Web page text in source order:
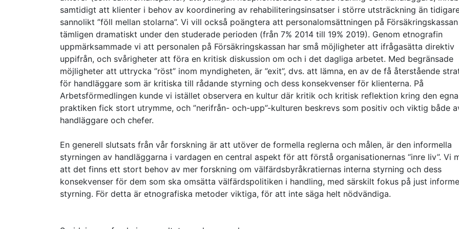
samtidigt att klienter i behov av koordinering av rehabiliteringsinsatser i större utsträckning än
sannolikt ”föll mellan stolarna”. Vi vill också poängtera att personalomsättningen på
tämligen dramatiskt under den studerade perioden (från 7% 2014 till 19% 2019). Genom etnografin
uppmärksammade vi att personalen på Försäkringskassan har små möjligheter att ifrågasätta direktiv
uppifrån, och svårigheter att föra en kritisk diskussion om och i det dagliga arbetet. Med begränsade
möjligheter att uttrycka ”röst” inom myndigheten, är ”exit”, dvs. att lämna, en av de få återstående
för handläggare som är kritiska till rådande styrning och dess konsekvenser för klienterna. På
Arbetsförmedlingen kunde vi istället observera en kultur där kritik och kritisk reflektion kring den egna
praktiken fick stort utrymme, och ”nerifrån- och-upp”-kulturen beskrevs som positiv och viktig både
handläggare och chefer.
En generell slutsats från vår forskning är att utöver de formella reglerna och målen, är den informella
styrningen av handläggarna i vardagen en central aspekt för att förstå organisationernas “inre liv”. Vi
att det finns ett stort behov av mer forskning om välfärdsbyråkratiernas interna styrning och dess
konsekvenser för dem som ska omsätta välfärdspolitiken i handling, med särskilt fokus på just
styrning. För detta är etnografiska metoder viktiga, för att inte säga helt nödvändiga.